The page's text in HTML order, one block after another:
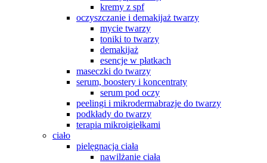
kremy z spf
oczyszczanie i demakijaż twarzy
mycie twarzy
toniki to twarzy
demakijaż
esencje w płatkach
maseczki do twarzy
serum, boostery i koncentraty
serum pod oczy
peelingi i mikrodermabrazje do twarzy
podkłady do twarzy
terapia mikroigiełkami
ciało
pielęgnacja ciała
nawilżanie ciała